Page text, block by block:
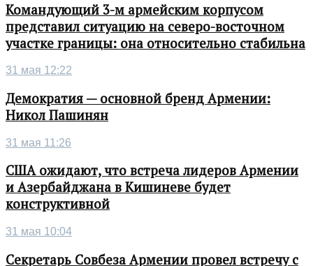
Командующий 3-м армейским корпусом
представил ситуацию на северо-восточном
участке границы: она относительно стабильна
31 мая 12:22
Демократия — основной бренд Армении:
Никол Пашинян
31 мая 11:26
США ожидают, что встреча лидеров Армении
и Азербайджана в Кишиневе будет
конструктивной
31 мая 10:04
Секретарь Совбеза Армении провел встречу с